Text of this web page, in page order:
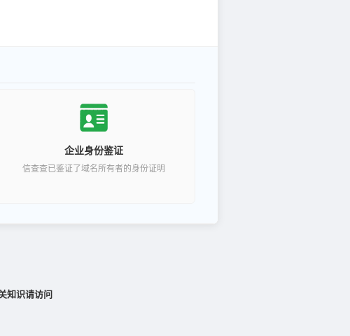
企业身份鉴证
信查查已鉴证了域名所有者的身份证明
知识请访问